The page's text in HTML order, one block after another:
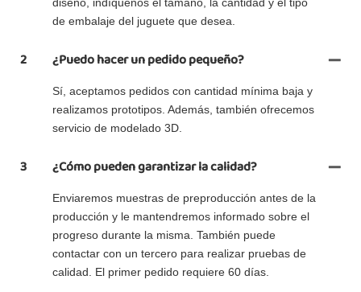
de embalaje del juguete que desea.
2 ¿Puedo hacer un pedido pequeño?
Sí, aceptamos pedidos con cantidad mínima baja y
realizamos prototipos. Además, también ofrecemos
servicio de modelado 3D.
3 ¿Cómo pueden garantizar la calidad?
Enviaremos muestras de preproducción antes de la
producción y le mantendremos informado sobre el
progreso durante la misma. También puede
contactar con un tercero para realizar pruebas de
calidad. El primer pedido requiere 60 días.